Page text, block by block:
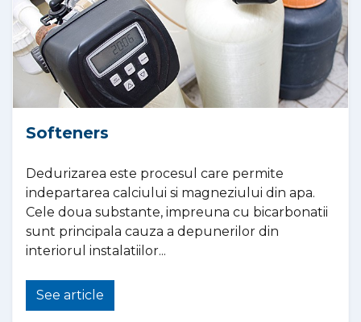
Softeners
Dedurizarea este procesul care permite
indepartarea calciului si magneziului din apa.
Cele doua substante, impreuna cu bicarbonatii
sunt principala cauza a depunerilor din
interiorul instalatiilor...
See article